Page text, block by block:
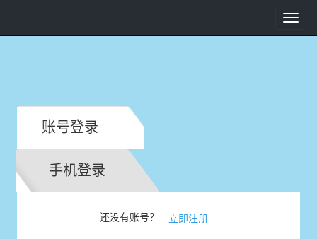
账号登录
手机登录
还没有账号？ 立即注册